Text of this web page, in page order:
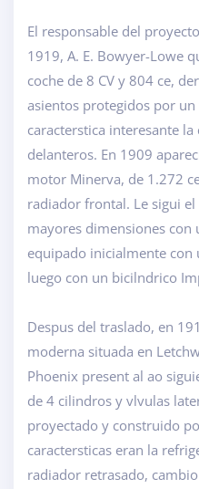
El responsable del
1919, A. E. Bowyer-Lowe
coche de 8 CV y 804 ce,
asientos protegidos por un
caracterstica interesante
delanteros. En 1909
motor Minerva, de 1.272
radiador frontal. Le sigui
mayores dimensiones con
equipado inicialmente
luego con un bicilndrico
Despus del traslado, en
moderna situada en
Phoenix present al ao
de 4 cilindros y vlvulas
proyectado y construido
caractersticas eran la
radiador retrasado,